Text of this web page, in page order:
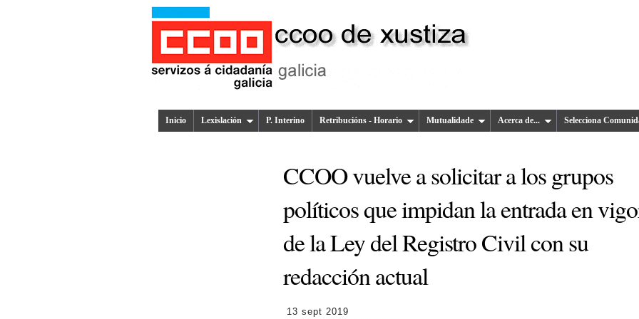
Inicio Lexislación P. Interino Retribucións - Horario Mutualidade Acerca de... Selecciona
CCOO vuelve a solicitar a los grupos
políticos que impidan la entrada en
de la Ley del Registro Civil con su
redacción actual
13 sept 2019